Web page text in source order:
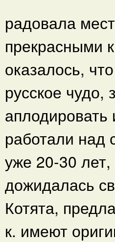
радовала
прекрасными
оказалось,
русское
аплодировать
работали над
уже 20-30 лет,
дожидалась
Котята,
к. имеют